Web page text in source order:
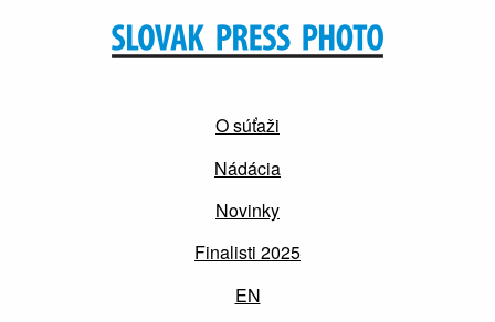
O súťaži
Nádácia
Novinky
Finalisti 2025
EN